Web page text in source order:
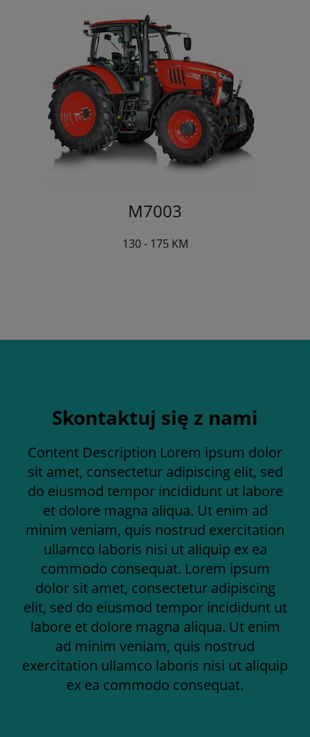
M7003
130 - 175 KM
Skontaktuj się z nami
Content Description Lorem ipsum dolor
sit amet, consectetur adipiscing elit, sed
do eiusmod tempor incididunt ut labore
et dolore magna aliqua. Ut enim ad
minim veniam, quis nostrud exercitation
ullamco laboris nisi ut aliquip ex ea
commodo consequat. Lorem ipsum
dolor sit amet, consectetur adipiscing
elit, sed do eiusmod tempor incididunt ut
labore et dolore magna aliqua. Ut enim
ad minim veniam, quis nostrud
exercitation ullamco laboris nisi ut aliquip
ex ea commodo consequat.